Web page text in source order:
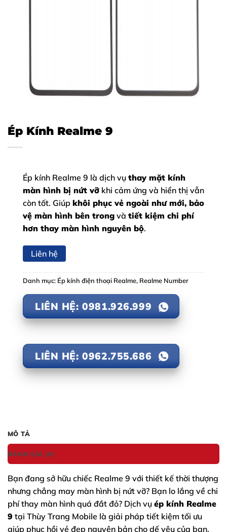
Ép Kính Realme 9
Ép kính Realme 9 là dịch vụ thay mặt kính
màn hình bị nứt vỡ khi cảm ứng và hiển thị vẫn
còn tốt. Giúp khôi phục vẻ ngoài như mới, bảo
vệ màn hình bên trong và tiết kiệm chi phí
hơn thay màn hình nguyên bộ.
Liên hệ
Danh mục: Ép kính điện thoại Realme, Realme Number
LIÊN HỆ: 0981.926.999
LIÊN HỆ: 0962.755.686
MÔ TẢ
ĐÁNH GIÁ (0)
Bạn đang sở hữu chiếc Realme 9 với thiết kế thời thượng
nhưng chẳng may màn hình bị nứt vỡ? Bạn lo lắng về chi
phí thay màn hình quá đắt đỏ? Dịch vụ ép kính Realme
9 tại Thùy Trang Mobile là giải pháp tiết kiệm tối ưu
giúp phục hồi vẻ đẹp nguyên bản cho dế yêu của bạn.